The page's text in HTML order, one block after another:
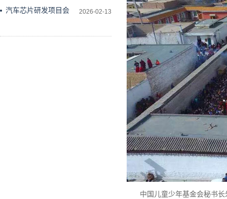
汽车芯片研发项目会 2026-02-13
中国儿童少年基金会秘书